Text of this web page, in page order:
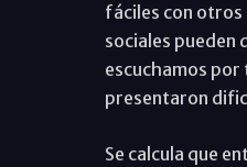
fáciles con otros
sociales pueden
escuchamos por
presentaron
Se calcula que